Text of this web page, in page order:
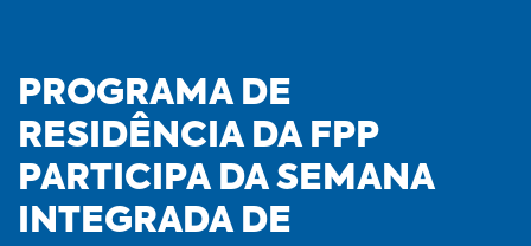
PROGRAMA DE
RESIDÊNCIA DA FPP
PARTICIPA DA SEMANA
INTEGRADA DE